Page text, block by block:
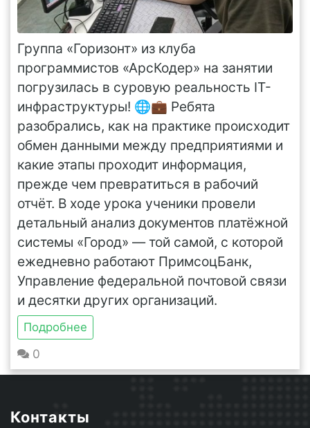
Группа «Горизонт» из клуба
программистов «АрсКодер» на занятии
погрузилась в суровую реальность IT-
инфраструктуры! 🌐💼 Ребята
разобрались, как на практике происходит
обмен данными между предприятиями и
какие этапы проходит информация,
прежде чем превратиться в рабочий
отчёт. В ходе урока ученики провели
детальный анализ документов платёжной
системы «Город» — той самой, с которой
ежедневно работают ПримсоцБанк,
Управление федеральной почтовой связи
и десятки других организаций.
Подробнее
0
Контакты